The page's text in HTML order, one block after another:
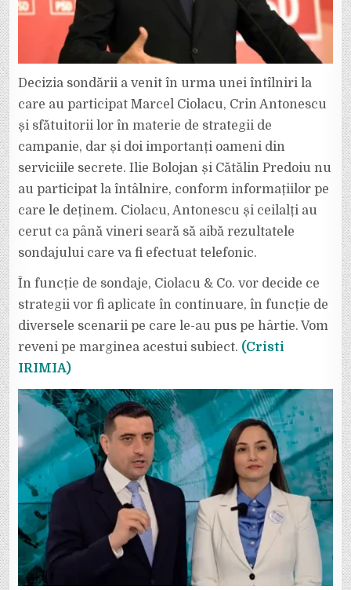
Decizia sondării a venit în urma unei întîlniri la
care au participat Marcel Ciolacu, Crin Antonescu
și sfătuitorii lor în materie de strategii de
campanie, dar și doi importanți oameni din
serviciile secrete. Ilie Bolojan și Cătălin Predoiu nu
au participat la întâlnire, conform informațiilor pe
care le deținem. Ciolacu, Antonescu și ceilalți au
cerut ca până vineri seară să aibă rezultatele
sondajului care va fi efectuat telefonic.
În funcție de sondaje, Ciolacu & Co. vor decide ce
strategii vor fi aplicate în continuare, în funcție de
diversele scenarii pe care le-au pus pe hârtie. Vom
reveni pe marginea acestui subiect. (Cristi
IRIMIA)